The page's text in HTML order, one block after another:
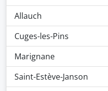
Allauch
Cuges-les-Pins
Marignane
Saint-Estève-Janson